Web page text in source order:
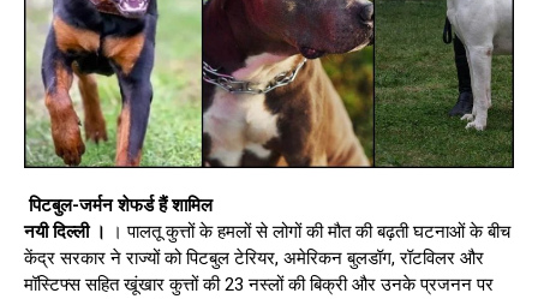
पिटबुल-जर्मन शेफर्ड हैं शामिल
नयी दिल्ली ।
। पालतू कुत्तों के हमलों से लोगों की मौत की बढ़ती घटनाओं के बीच
केंद्र सरकार ने राज्यों को पिटबुल टेरियर, अमेरिकन बुलडॉग, रॉटविलर और
मॉस्टिफ्स सहित खूंखार कुत्तों की 23 नस्लों की बिक्री और उनके प्रजनन पर